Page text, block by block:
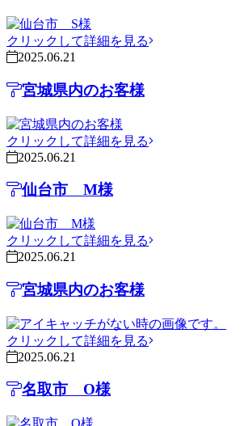
クリックして詳細を見る
2025.06.21
宮城県内のお客様
クリックして詳細を見る
2025.06.21
仙台市 M様
クリックして詳細を見る
2025.06.21
宮城県内のお客様
クリックして詳細を見る
2025.06.21
名取市 O様